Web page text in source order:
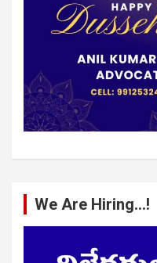
We Are Hiring…!